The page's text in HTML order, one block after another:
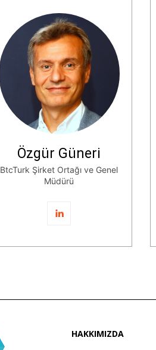
Özgür Güneri
BtcTurk Şirket Ortağı ve Genel
Müdürü
HAKKIMIZDA